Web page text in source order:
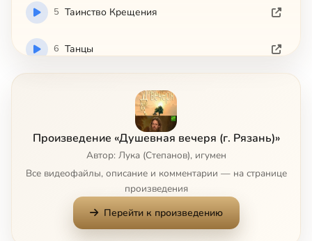
5 Таинство Крещения
6 Танцы
Причащение младенцев
Внешний вид мужчины
Воспитание
Чудеса
Произведение «Душевная вечеря (г. Рязань)»
Автор: Лука (Степанов), игумен
Все видеофайлы, описание и комментарии — на странице
произведения
Перейти к произведению